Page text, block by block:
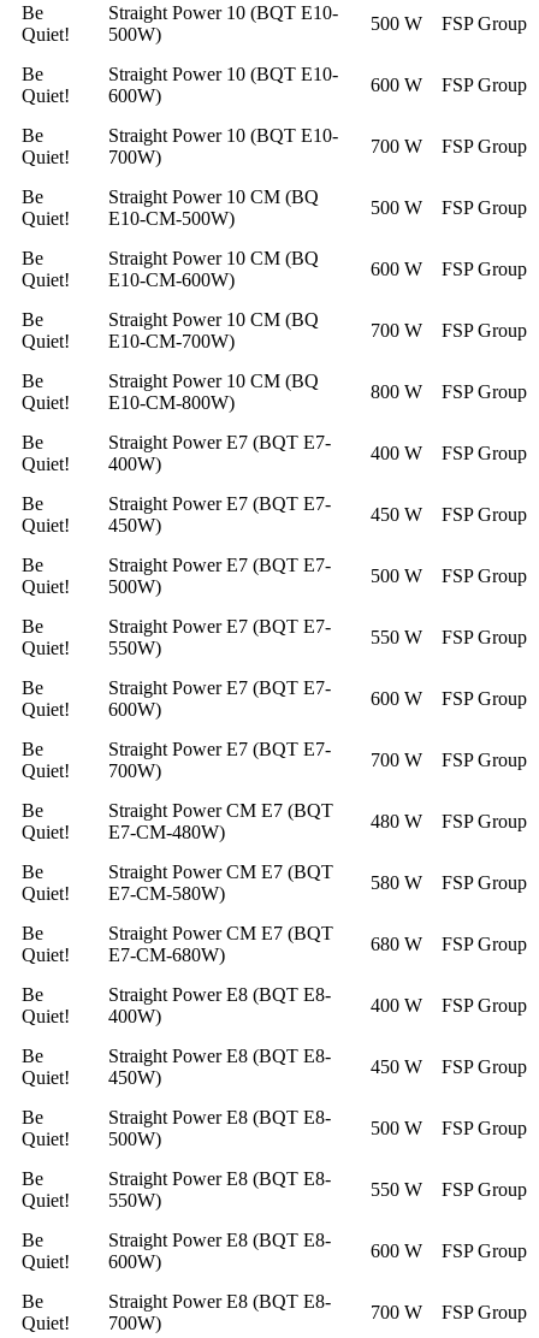
Be
Quiet!
Straight Power 10 (BQT E10-
500W)
500 W FSP Group
Be
Quiet!
Straight Power 10 (BQT E10-
600W)
600 W FSP Group
Be
Quiet!
Straight Power 10 (BQT E10-
700W)
700 W FSP Group
Be
Quiet!
Straight Power 10 CM (BQ
E10-CM-500W)
500 W FSP Group
Be
Quiet!
Straight Power 10 CM (BQ
E10-CM-600W)
600 W FSP Group
Be
Quiet!
Straight Power 10 CM (BQ
E10-CM-700W)
700 W FSP Group
Be
Quiet!
Straight Power 10 CM (BQ
E10-CM-800W)
800 W FSP Group
Be
Quiet!
Straight Power E7 (BQT E7-
400W)
400 W FSP Group
Be
Quiet!
Straight Power E7 (BQT E7-
450W)
450 W FSP Group
Be
Quiet!
Straight Power E7 (BQT E7-
500W)
500 W FSP Group
Be
Quiet!
Straight Power E7 (BQT E7-
550W)
550 W FSP Group
Be
Quiet!
Straight Power E7 (BQT E7-
600W)
600 W FSP Group
Be
Quiet!
Straight Power E7 (BQT E7-
700W)
700 W FSP Group
Be
Quiet!
Straight Power CM E7 (BQT
E7-CM-480W)
480 W FSP Group
Be
Quiet!
Straight Power CM E7 (BQT
E7-CM-580W)
580 W FSP Group
Be
Quiet!
Straight Power CM E7 (BQT
E7-CM-680W)
680 W FSP Group
Be
Quiet!
Straight Power E8 (BQT E8-
400W)
400 W FSP Group
Be
Quiet!
Straight Power E8 (BQT E8-
450W)
450 W FSP Group
Be
Quiet!
Straight Power E8 (BQT E8-
500W)
500 W FSP Group
Be
Quiet!
Straight Power E8 (BQT E8-
550W)
550 W FSP Group
Be
Quiet!
Straight Power E8 (BQT E8-
600W)
600 W FSP Group
Be
Quiet!
Straight Power E8 (BQT E8-
700W)
700 W FSP Group